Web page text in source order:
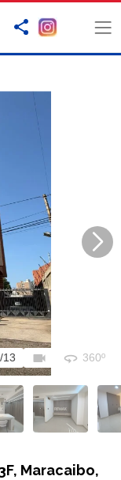
/13 videocam 360 360º
Maracaibo,